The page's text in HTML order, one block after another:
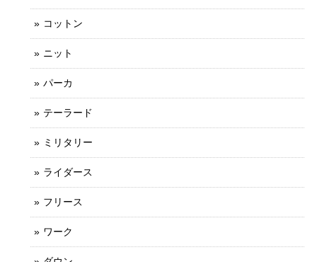
コットン
ニット
パーカ
テーラード
ミリタリー
ライダース
フリース
ワーク